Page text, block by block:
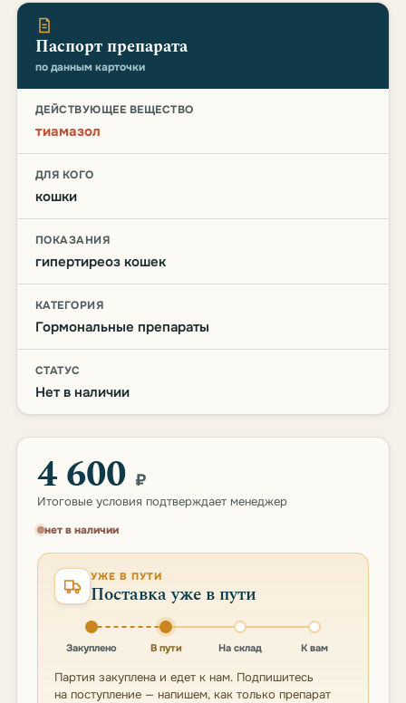
Паспорт препарата
по данным карточки
ДЕЙСТВУЮЩЕЕ ВЕЩЕСТВО
тиамазол
ДЛЯ КОГО
кошки
ПОКАЗАНИЯ
гипертиреоз кошек
КАТЕГОРИЯ
Гормональные препараты
СТАТУС
Нет в наличии
4 600 ₽
Итоговые условия подтверждает менеджер
нет в наличии
УЖЕ В ПУТИ
Поставка уже в пути
Закуплено В пути На склад К вам
Партия закуплена и едет к нам. Подпишитесь
на поступление — напишем, как только препарат